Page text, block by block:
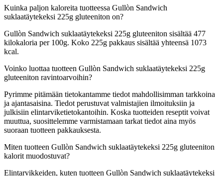
Kuinka paljon kaloreita tuotteessa Gullòn Sandwich
suklaatäytekeksi 225g gluteeniton on?
Gullòn Sandwich suklaatäytekeksi 225g gluteeniton sisältää 477
kilokaloria per 100g. Koko 225g pakkaus sisältää yhteensä 1073
kcal.
Voinko luottaa tuotteen Gullòn Sandwich suklaatäytekeksi 225g
gluteeniton ravintoarvoihin?
Pyrimme pitämään tietokantamme tiedot mahdollisimman tarkkoina
ja ajantasaisina. Tiedot perustuvat valmistajien ilmoituksiin ja
julkisiin elintarviketietokantoihin. Koska tuotteiden reseptit voivat
muuttua, suosittelemme varmistamaan tarkat tiedot aina myös
suoraan tuotteen pakkauksesta.
Miten tuotteen Gullòn Sandwich suklaatäytekeksi 225g gluteeniton
kalorit muodostuvat?
Elintarvikkeiden, kuten tuotteen Gullòn Sandwich suklaatäytekeksi